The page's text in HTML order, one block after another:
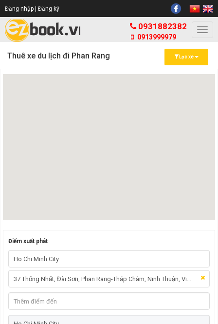
Đăng nhập | Đăng ký
0931882382
0913999979
Thuê xe du lịch đi Phan Rang Lọc xe
Điểm xuất phát